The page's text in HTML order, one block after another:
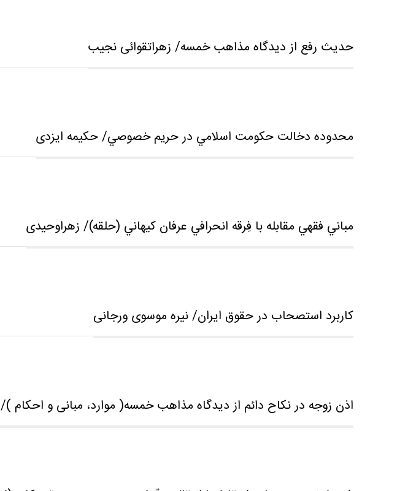
حديث رفع از ديدگاه مذاهب خمسه/ زهراتقوائی نجیب
محدوده دخالت حكومت اسلامي در حريم خصوصي/ حکیمه ایزدی
مباني فقهي مقابله با فِرقه انحرافي عرفان كيهاني (حلقه)/ زهراوحیدی
كاربرد استصحاب در حقوق ايران/ نیره موسوی ورجانی
اذن زوجه در نکاح دائم از دیدگاه مذاهب خمسه( موارد، مبانی و